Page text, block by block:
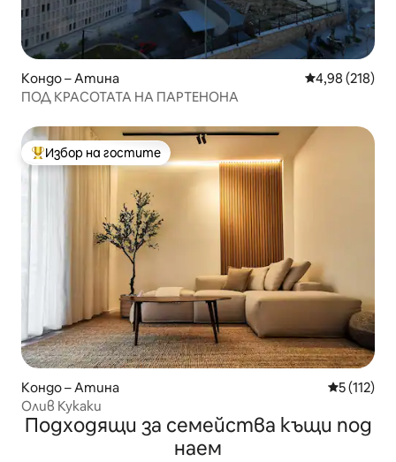
Кондо – Атина Средна
4,98 (218)
ПОД КРАСОТАТА НА ПАРТЕНОНА
Най-популярен избор на гостите
Избор на гостите
Кондо – Атина Средна
5 (112)
Олив Кукаки
Подходящи за семейства къщи под
наем